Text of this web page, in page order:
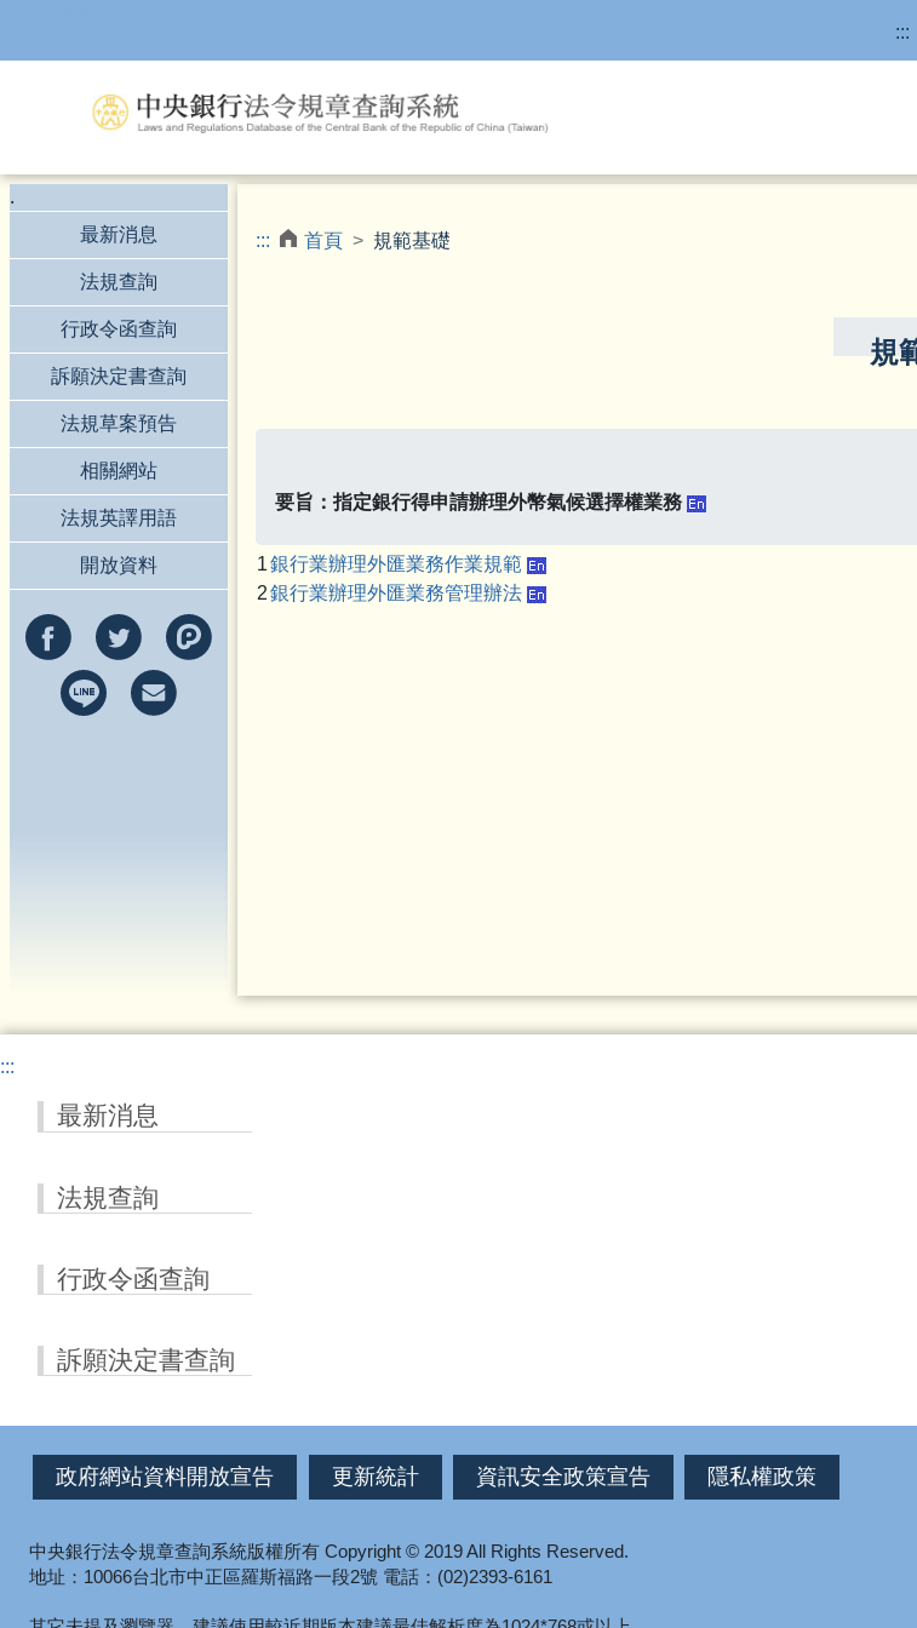
:::
.
最新消息
法規查詢
行政令函查詢
訴願決定書查詢
法規草案預告
相關網站
法規英譯用語
開放資料
::: 首頁 規範基礎
規
要旨：指定銀行得申請辦理外幣氣候選擇權業務
1 銀行業辦理外匯業務作業規範
2 銀行業辦理外匯業務管理辦法
:::
最新消息
法規查詢
行政令函查詢
訴願決定書查詢
政府網站資料開放宣告 更新統計 資訊安全政策宣告 隱私權政策
中央銀行法令規章查詢系統版權所有Copyright © 2019 All Rights Reserved.
地址：10066台北市中正區羅斯福路一段2號 電話：(02)2393-6161